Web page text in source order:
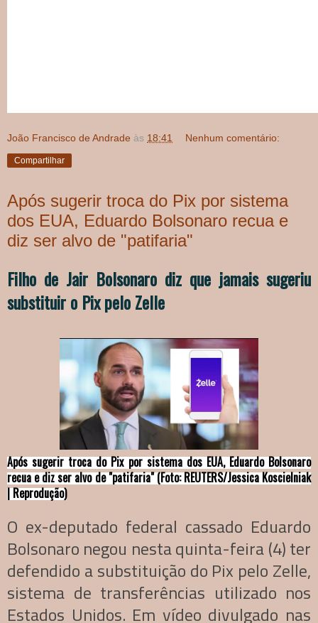
João Francisco de Andrade às 18:41 Nenhum comentário:
Compartilhar
Após sugerir troca do Pix por sistema
dos EUA, Eduardo Bolsonaro recua e
diz ser alvo de "patifaria"
Filho de Jair Bolsonaro diz que jamais sugeriu
substituir o Pix pelo Zelle
Após sugerir troca do Pix por sistema dos EUA, Eduardo Bolsonaro
recua e diz ser alvo de "patifaria" (Foto: REUTERS/Jessica Koscielniak
| Reprodução)
O ex-deputado federal cassado Eduardo
Bolsonaro negou nesta quinta-feira (4) ter
defendido a substituição do Pix pelo Zelle,
sistema de transferências utilizado nos
Estados Unidos. Em vídeo divulgado nas